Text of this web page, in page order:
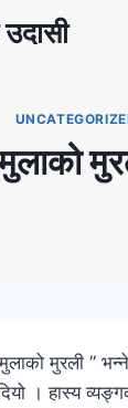
मुरली ”
। हास्य